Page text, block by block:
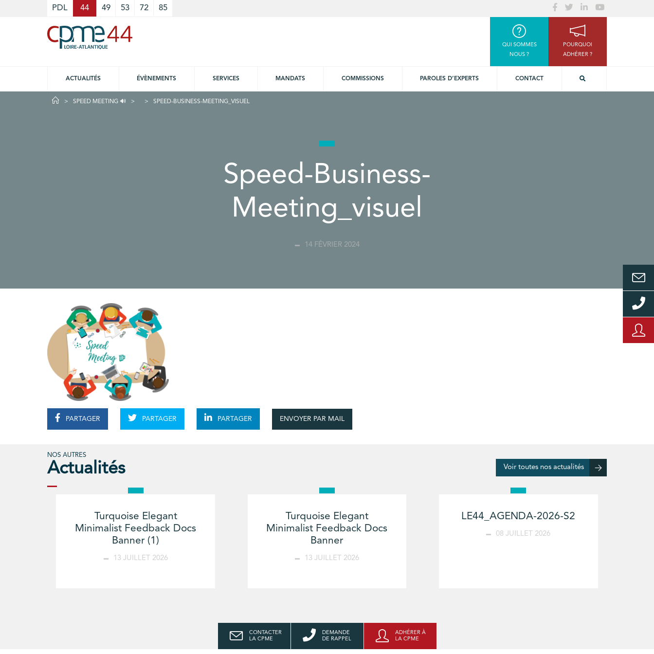
PDL 44 49 53 72 85
QUI SOMMES
NOUS ?
POURQUOI
ADHÉRER ?
ACTUALITÉS ÉVÈNEMENTS SERVICES MANDATS COMMISSIONS PAROLES D’EXPERTS CONTACT
SPEED MEETING 🔊 SPEED-BUSINESS-MEETING_VISUEL
Speed-Business-
Meeting_visuel
14 FÉVRIER 2024
PARTAGER PARTAGER PARTAGER ENVOYER PAR MAIL
NOS AUTRES
Actualités Voir toutes nos actualités
Turquoise Elegant
Minimalist Feedback Docs
Banner (1)
13 JUILLET 2026
Turquoise Elegant
Minimalist Feedback Docs
Banner
13 JUILLET 2026
LE44_AGENDA-2026-S2
08 JUILLET 2026
CONTACTER
LA CPME
DEMANDE
DE RAPPEL
ADHÉRER À
LA CPME
Cookies management panel